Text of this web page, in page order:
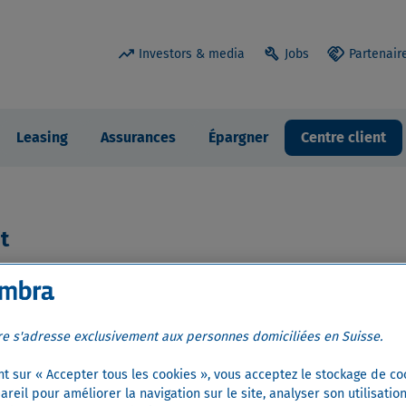
trending_up Investors & media build Jobs handshake
Leasing Assurances Épargner Centre client
la plus haute priorité à la protection
s'adresse exclusivement aux personnes domiciliées en Suisse.
sur « Accepter tous les cookies », vous acceptez le stockage de
pour améliorer la navigation sur le site, analyser son